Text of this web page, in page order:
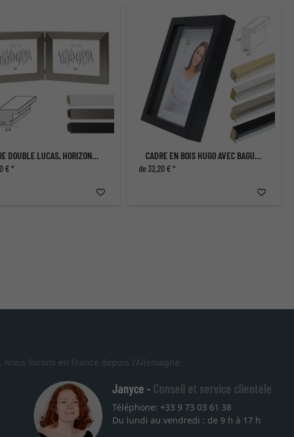
CADRE DOUBLE LUCAS, HORIZONTAL
€ *
CADRE EN BOIS HUGO AVEC BAGUETTE D'ESPACEMENT ET PASSE-PARTOUT
de 32,20 € *
livrons en France depuis l'Allemagne.
Janyce - Conseil et service clientèle
Téléphone: +33 9 73 03 61 38
Du lundi au vendredi : de 9 h à 17 h